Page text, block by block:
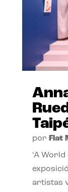
por Flat
‘A
artistas